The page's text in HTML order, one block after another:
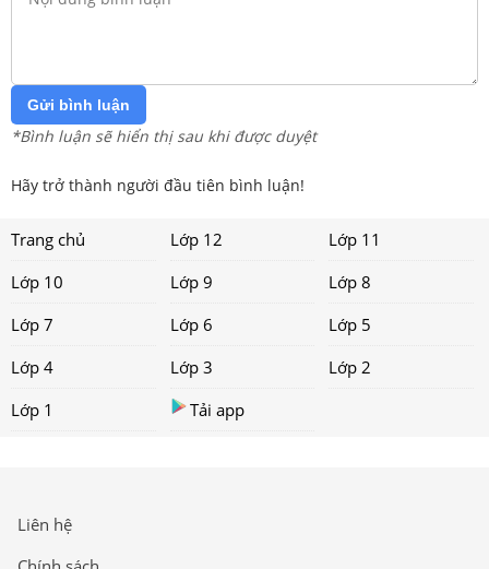
Gửi bình luận
*Bình luận sẽ hiển thị sau khi được duyệt
Hãy trở thành người đầu tiên bình luận!
Trang chủ Lớp 12
Lớp 11
Lớp 10
Lớp 9
Lớp 8
Lớp 7
Lớp 6
Lớp 5
Lớp 4
Lớp 3
Lớp 2
Lớp 1
Tải app
Liên hệ